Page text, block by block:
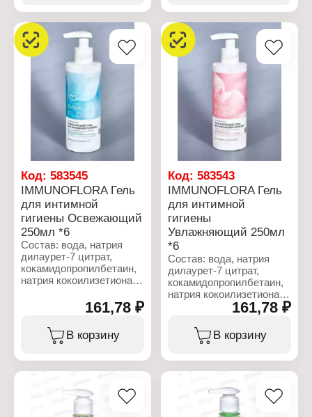
альфа-изометилионон,
бутилфенилметилпропиональ,
цитронелла, гераниель,
гексилгинамаль,
линалоол.
Характеристики:
Бренд: First Choice
Тип товара:
Хозяйственное мыло
Название: "Rose"
Вес: 4х125 г
бензилбензоат,
гексилциннамаль.
Характеристики:
Бренд: First Choice
Тип товара:
Хозяйственное мыло
Название: "Apple"
Вес: 4х125 г
Код: 583545
IMMUNOFLORA Гель
для интимной
гигиены Освежающий
250мл *6
Состав: вода, натрия
дилаурет-7 цитрат,
кокамидопропилбетаин,
натрия кокоилизетионат,
экстракт листьев
зеленого чая, экстракт
мяты перечной, экстракт
ромашки аптечной,
календулы
лекарственной, экстракт
цветков мальвы лесной,
экстракт корня солодки
голой, экстракт листьев
161,78 ₽
В корзину
Код:583543
IMMUNOFLORA Гель
для интимной
гигиены
Увлажняющий 250мл
*6
Состав: вода, натрия
дилаурет-7 цитрат,
кокамидопропилбетаин,
натрия кокоилизетионат,
молочная кислота,
экстракт алоэ вера,
экстракт мяты перечной,
экстракт ромашки
цветков мальвы лесной,
экстракт корня солодки
голой, гиалуроновая
161,78 ₽
В корзину